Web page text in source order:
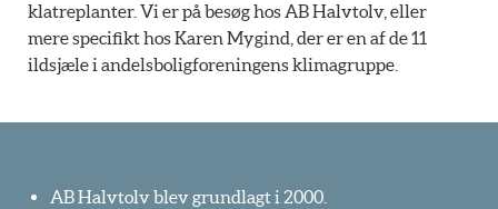
klatreplanter. Vi er på besøg hos AB Halvtolv, eller
mere specifikt hos Karen Mygind, der er en af de 11
ildsjæle i andelsboligforeningens klimagruppe.
AB Halvtolv blev grundlagt i 2000.